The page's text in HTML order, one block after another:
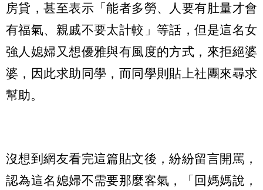
房貸，甚至表示「能者多勞、人要有肚量才會
有福氣、親戚不要太計較」等話，但是這名女
強人媳婦又想優雅與有風度的方式，來拒絕婆
婆，因此求助同學，而同學則貼上社團來尋求
幫助。
沒想到網友看完這篇貼文後，紛紛留言開罵，
認為這名媳婦不需要那麼客氣，「回媽媽說，